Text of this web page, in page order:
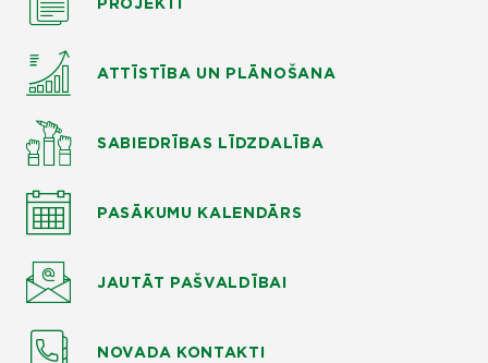
PROJEKTI
ATTĪSTĪBA UN PLĀNOŠANA
SABIEDRĪBAS LĪDZDALĪBA
PASĀKUMU KALENDĀRS
JAUTĀT PAŠVALDĪBAI
NOVADA KONTAKTI